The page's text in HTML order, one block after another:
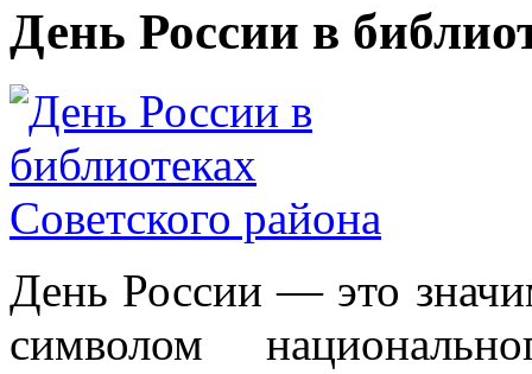
День России в
День России — это
символом